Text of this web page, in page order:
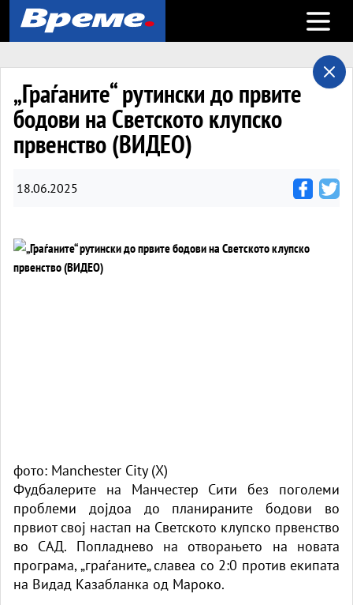
Open
„Граѓаните“ рутински до првите
бодови на Светското клупско
првенство (ВИДЕО)
18.06.2025
фото: Manchester City (X)
Фудбалерите на Манчестер Сити без поголеми
проблеми дојдоа до планираните бодови во
првиот свој настап на Светското клупско првенство
во САД. Попладнево на отворањето на новата
програма, „граѓаните„ славеа со 2:0 против екипата
на Видад Казабланка од Мароко.